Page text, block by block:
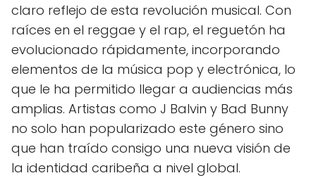
claro reflejo de esta revolución musical. Con
raíces en el reggae y el rap, el reguetón ha
evolucionado rápidamente, incorporando
elementos de la música pop y electrónica, lo
que le ha permitido llegar a audiencias más
amplias. Artistas como J Balvin y Bad Bunny
no solo han popularizado este género sino
que han traído consigo una nueva visión de
la identidad caribeña a nivel global.